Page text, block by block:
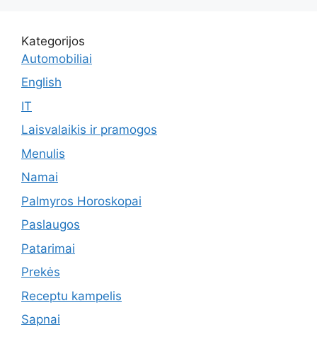
Kategorijos
Automobiliai
English
IT
Laisvalaikis ir pramogos
Menulis
Namai
Palmyros Horoskopai
Paslaugos
Patarimai
Prekės
Receptu kampelis
Sapnai